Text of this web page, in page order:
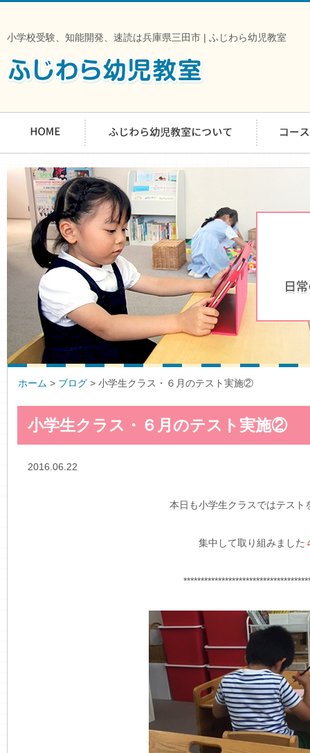
小学校受験、知能開発、速読は兵庫県三田市 | ふじわら幼児教室
ホーム > ブログ > 小学生クラス・６月のテスト実施②
小学生クラス・６月のテスト実施②
2016.06.22
本日も小学生クラスではテスト
集中して取り組みました